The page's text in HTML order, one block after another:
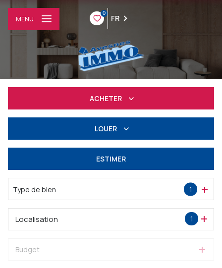
0
FR
MENU
ACHETER
Professionnel
LOUER
Professionnel
ESTIMER
Type de bien 1
1
Localisation
Budget